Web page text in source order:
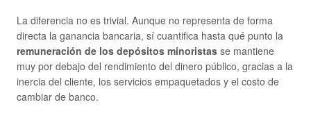
La diferencia no es trivial. Aunque no representa de forma
directa la ganancia bancaria, sí cuantifica hasta qué punto la
remuneración de los depósitos minoristas se mantiene
muy por debajo del rendimiento del dinero público, gracias a la
inercia del cliente, los servicios empaquetados y el costo de
cambiar de banco.